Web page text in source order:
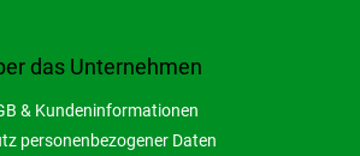
das Unternehmen
& Kundeninformationen
personenbezogener Daten